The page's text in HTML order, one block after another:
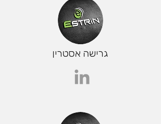
גרישה אסטרין